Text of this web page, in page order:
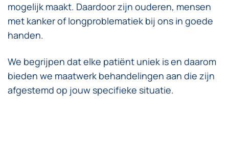
mogelijk maakt. Daardoor zijn ouderen, mensen
met kanker of longproblematiek bij ons in goede
handen.
We begrijpen dat elke patiënt uniek is en daarom
bieden we maatwerk behandelingen aan die zijn
afgestemd op jouw specifieke situatie.